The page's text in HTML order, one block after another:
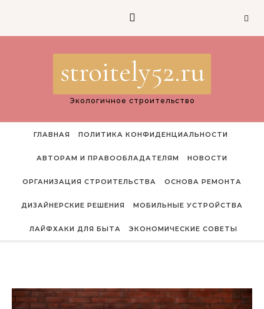
stroitely52.ru
Экологичное строительство
ГЛАВНАЯ ПОЛИТИКА КОНФИДЕНЦИАЛЬНОСТИ
АВТОРАМ И ПРАВООБЛАДАТЕЛЯМ НОВОСТИ
ОРГАНИЗАЦИЯ СТРОИТЕЛЬСТВА ОСНОВА РЕМОНТА
ДИЗАЙНЕРСКИЕ РЕШЕНИЯ МОБИЛЬНЫЕ УСТРОЙСТВА
ЛАЙФХАКИ ДЛЯ БЫТА ЭКОНОМИЧЕСКИЕ СОВЕТЫ